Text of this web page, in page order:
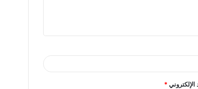
الإلكتروني*